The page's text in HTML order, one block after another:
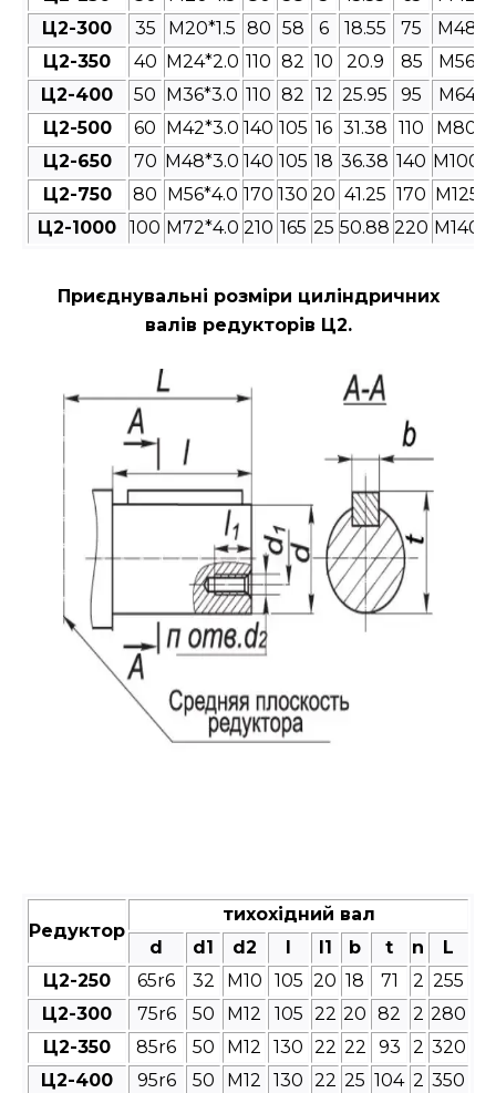
Ц2-300
35 M20*1.5 80 58 6 18.55 75
Ц2-350
40 M24*2.0 110 82 10 20.9 85
Ц2-400
50 M36*3.0 110 82 12 25.95 95
Ц2-500
60 M42*3.0 140 105 16 31.38 110
Ц2-650
70 M48*3.0 140 105 18 36.38 140
Ц2-750
80 M56*4.0 170 130 20 41.25 170
Ц2-1000
100 M72*4.0 210 165 25 50.88 220
Приєднувальні розміри циліндричних
валів редукторів Ц2.
Редуктор
тихохідний вал
d
d1 d2 l1 b t n
L
Ц2-250
65r6 32 М10 105 20 18 71 2 255
Ц2-300
75r6 50 М12 105 22 20 82 2 280
Ц2-350
85r6 50 М12 130 22 22 93 2 320
Ц2-400
95r6 50 М12 130 22 25 104 2 350